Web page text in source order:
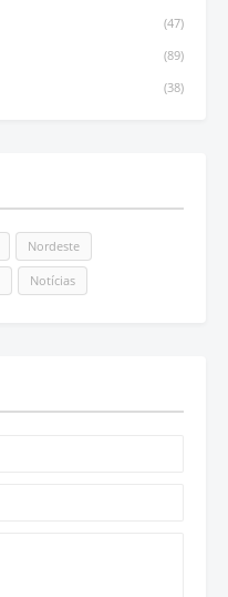
(47)
(89)
(38)
Nordeste
Notícias